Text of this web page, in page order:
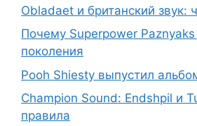
Obladaet и британский звук:
Почему Superpower
поколения
Pooh Shiesty выпустил
Champion Sound: Endshpil и
правила